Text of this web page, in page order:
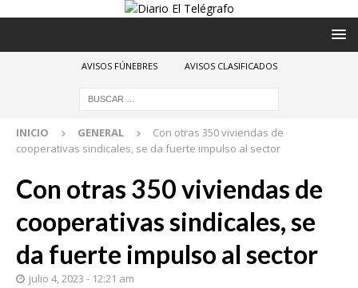
AVISOS FÚNEBRES AVISOS CLASIFICADOS
INICIO GENERAL
Con otras 350 viviendas de
cooperativas sindicales, se da fuerte impulso al sector
Con otras 350 viviendas de
cooperativas sindicales, se
da fuerte impulso al sector
julio 4, 2023 - 12:21 am